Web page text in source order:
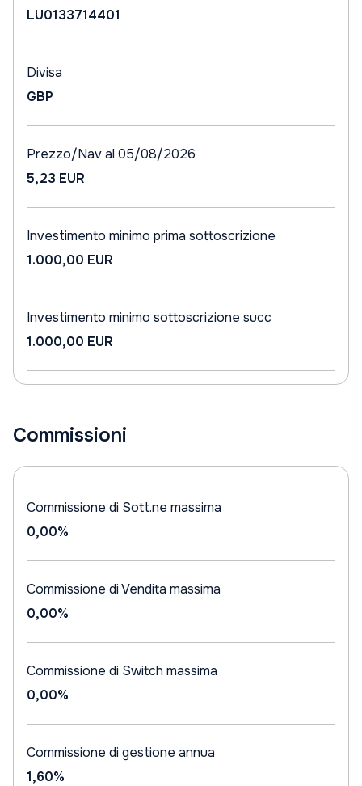
LU0133714401
Divisa
GBP
Prezzo/Nav al 05/08/2026
5,23 EUR
Investimento minimo prima sottoscrizione
1.000,00 EUR
Investimento minimo sottoscrizione succ
1.000,00 EUR
Commissioni
Commissione di Sott.ne massima
0,00%
Commissione di Vendita massima
0,00%
Commissione di Switch massima
0,00%
Commissione di gestione annua
1,60%